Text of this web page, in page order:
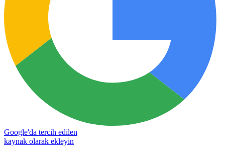
Google'da tercih edilen
kaynak olarak ekleyin